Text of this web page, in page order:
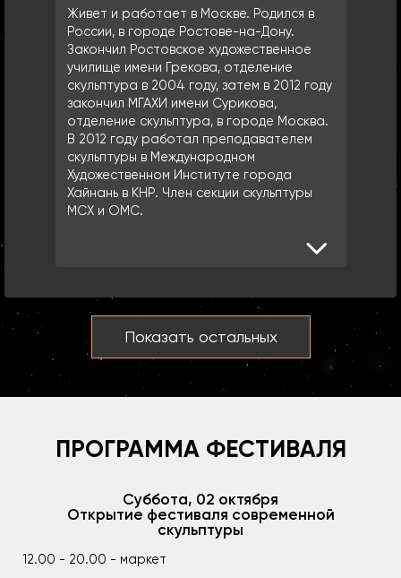
Живет и работает в Москве. Родился в
России, в городе Ростове-на-Дону.
Закончил Ростовское художественное
училище имени Грекова, отделение
скульптура в 2004 году, затем в 2012 году
закончил МГАХИ имени Сурикова,
отделение скульптура, в городе Москва.
В 2012 году работал преподавателем
скульптуры в Международном
Художественном Институте города
Хайнань в КНР. Член секции скульптуры
МСХ и ОМС.
Показать остальных
ПРОГРАММА ФЕСТИВАЛЯ
Суббота, 02 октября
Открытие фестиваля современной
скульптуры
12.00 - 20.00 - маркет